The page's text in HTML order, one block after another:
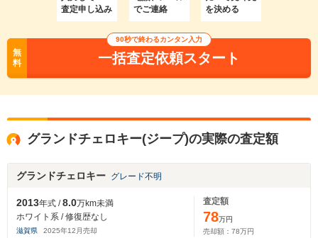
査定申し込み
でご連絡
を決める
無
料
90秒で終わるカンタン入力
一括査定依頼スタート
グランドチェロキー(ジープ)の実際の査定額
グランドチェロキー グレード不明
2013年式 /8.0万km未満
ホワイト系 / 修復歴なし
滋賀県 2025年12 月売却
査定額
78万円
売却額： 78万円